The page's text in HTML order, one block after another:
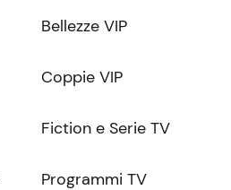
Bellezze VIP
Coppie VIP
Fiction e Serie TV
Programmi TV